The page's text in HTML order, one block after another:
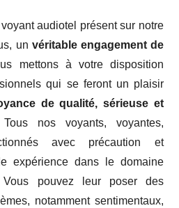
audiotel présent sur notre
un véritable engagement de
mettons à votre disposition
qui se feront un plaisir
de qualité, sérieuse et
nos voyants, voyantes,
avec précaution et
expérience dans le domaine
pouvez leur poser des
notamment sentimentaux,